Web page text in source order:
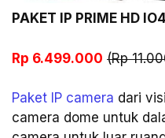
PAKET IP PRIME HD
Rp 6.499.000 (Rp
Paket IP camera dari
camera dome untuk